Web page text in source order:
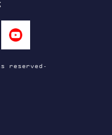
reserved.